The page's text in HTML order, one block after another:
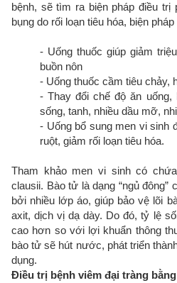
bệnh, sẽ tìm ra biện pháp điều
bụng do rối loạn tiêu hóa, biện
- Uống thuốc giúp giảm
buồn nôn
- Uống thuốc cầm tiêu chảy,
- Thay đổi chế độ ăn
sống, tanh, nhiều dầu mỡ,
- Uống bổ sung men vi sinh
ruột, giảm rối loạn tiêu hóa.
Tham khảo men vi sinh có
clausii. Bào tử là dạng “ngủ
bởi nhiều lớp áo, giúp bảo vệ lõi
axit, dịch vị dạ dày. Do đó, tỷ lệ
cao hơn so với lợi khuẩn thông
bào tử sẽ hút nước, phát triển
dụng.
Điều trị bệnh viêm đại tràng